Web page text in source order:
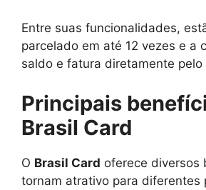
Entre suas funcionalidades,
parcelado em até 12 vezes e a
saldo e fatura diretamente pelo
Principais
Brasil Card
O Brasil Card oferece diversos
tornam atrativo para diferentes